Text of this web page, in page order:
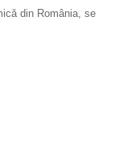
din România, se